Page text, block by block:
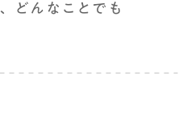
どんなことでも